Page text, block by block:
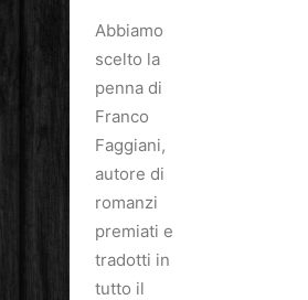
Abbiamo
scelto la
penna di
Franco
Faggiani,
autore di
romanzi
premiati e
tradotti in
tutto il